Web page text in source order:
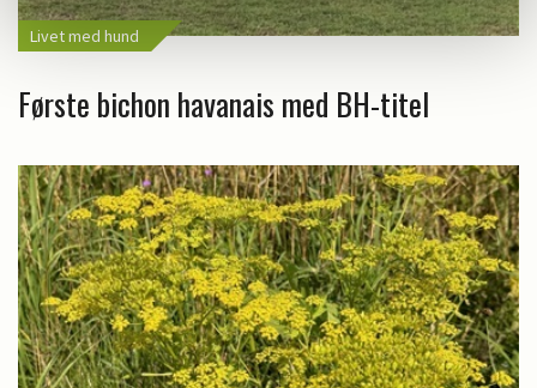
Livet med hund
Første bichon havanais med BH-titel